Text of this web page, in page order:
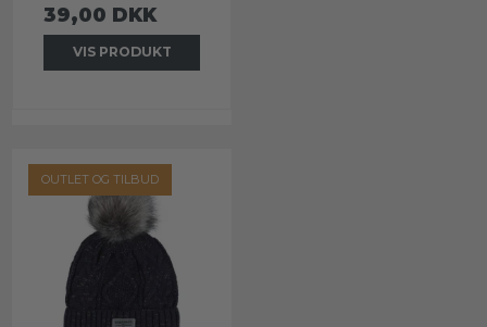
39,00 DKK
VIS PRODUKT
OUTLET OG TILBUD